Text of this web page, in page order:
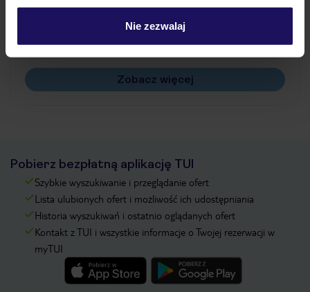
Nie zezwalaj
Jak zmienić uczestników/osobę zgłaszającą?
Czy w Hotelu będzie przedstawiciel TUI?
Zobacz więcej
Pobierz bezpłatną aplikację TUI
Szybkie wyszukiwanie i przeglądanie ofert
Lista ulubionych ofert i możliwość ich udostępniania
Historia wyszukiwań i ostatnio oglądanych ofert
Kontakt z TUI i wszystkie informacje o Twojej rezerwacji w
myTUI